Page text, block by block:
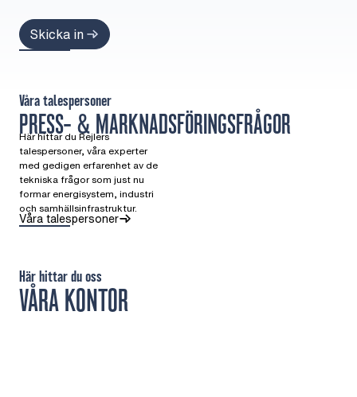
PRESS- & MARKNADSFÖRINGSFRÅGOR
Våra talespersoner
Här hittar du Rejlers
talespersoner, våra experter
med gedigen erfarenhet av de
tekniska frågor som just nu
formar energisystem, industri
och samhällsinfrastruktur.
Våra talespersoner
VÅRA KONTOR
Här hittar du oss